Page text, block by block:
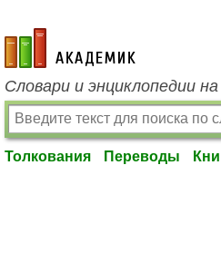
academic.ru
Словари и энциклопедии
Толкования Переводы